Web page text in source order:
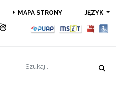
MAPA STRONY JĘZYK